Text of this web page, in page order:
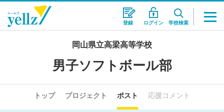
登録 ログイン 学校検索
岡山県立高梁高等学校
男子ソフトボール部
トップ プロジェクト ポスト 応援コメント